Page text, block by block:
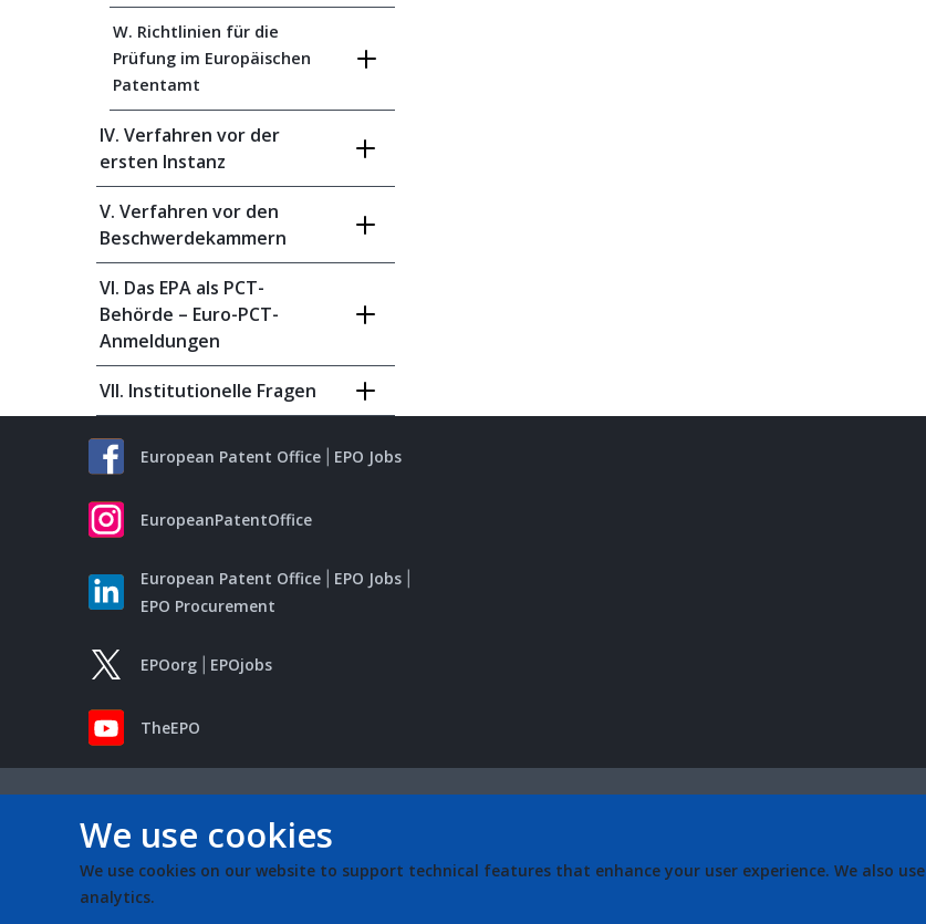
W. Richtlinien für die
Prüfung im Europäischen
Patentamt
IV. Verfahren vor der
ersten Instanz
V. Verfahren vor den
Beschwerdekammern
VI. Das EPA als PCT-
Behörde – Euro-PCT-
Anmeldungen
VII. Institutionelle Fragen
European Patent Office EPO Jobs
EuropeanPatentOffice
European Patent Office
EPO Jobs
EPO Procurement
EPOorg EPOjobs
TheEPO
We use cookies
We use cookies on our website to support technical features that enhance your user experience. We also use
analytics.